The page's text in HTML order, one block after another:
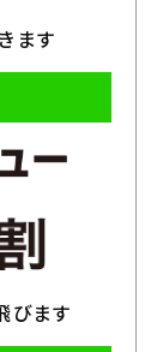
ます
びます